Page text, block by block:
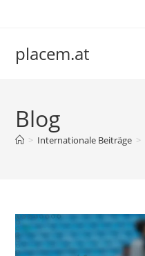
placem.at
Blog
> Internationale Beiträge >